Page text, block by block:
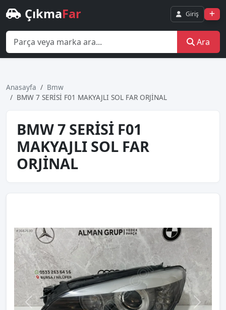
ÇıkmaFar Giriş
Ara
Anasayfa
Bmw
BMW 7 SERİSİ F01 MAKYAJLI SOL FAR ORJİNAL
BMW 7 SERİSİ F01
MAKYAJLI SOL FAR
ORJİNAL